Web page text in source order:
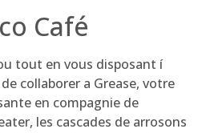
Café
tout en vous disposant í
collaborer a Grease, votre
en compagnie de
les cascades de arrosons